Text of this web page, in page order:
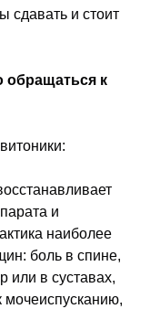
сдавать и стоит
обращаться к
и
наиболее
боль в спине,
или в суставах,
мочеиспусканию,